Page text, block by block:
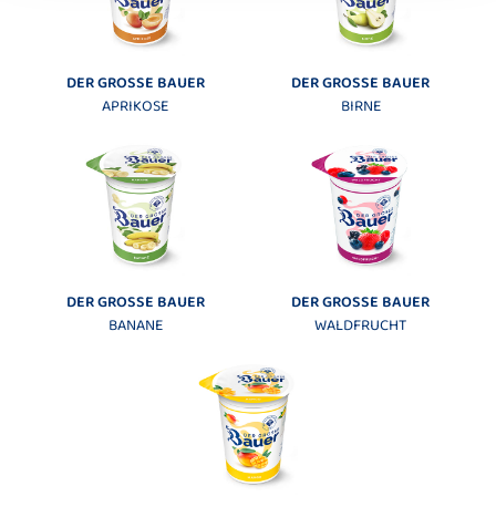
DER GROSSE BAUER
APRIKOSE
DER GROSSE BAUER
BIRNE
DER GROSSE BAUER
BANANE
DER GROSSE BAUER
WALDFRUCHT